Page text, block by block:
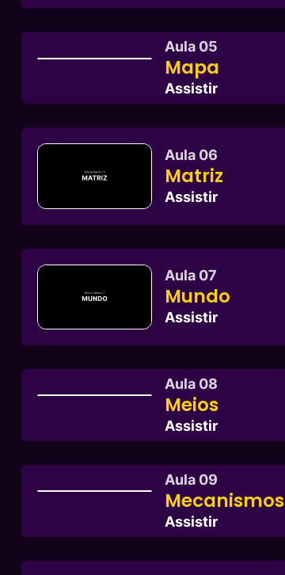
Aula 05
Mapa
Assistir
Aula 06
Matriz
Assistir
Aula 07
Mundo
Assistir
Aula 08
Meios
Assistir
Aula 09
Mecanismos
Assistir